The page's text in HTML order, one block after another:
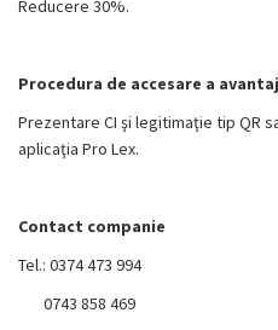
Reducere 30%.
Procedura de accesare a
Prezentare CI şi legitimaţie tip QR
aplicaţia Pro Lex.
Contact companie
Tel.: 0374 473 994
0743 858 469